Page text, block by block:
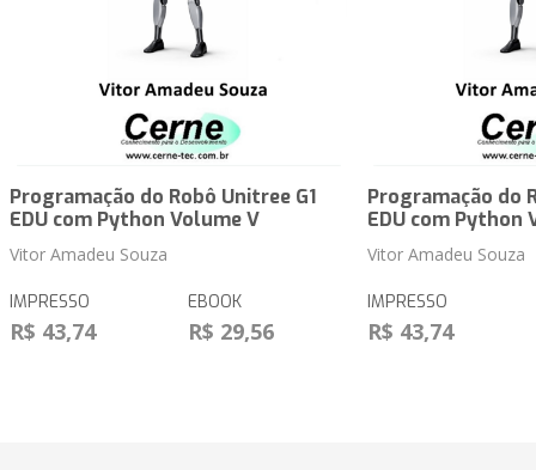
Programação do Robô Unitree G1
EDU com Python Volume V
Vitor Amadeu Souza
IMPRESSO
R$ 43,74
EBOOK
R$ 29,56
Programação do
EDU com Python
Vitor Amadeu Souza
IMPRESSO
R$ 43,74